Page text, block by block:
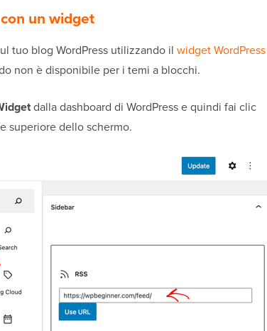
un widget
tuo blog WordPress utilizzando il widget WordPress
non è disponibile per i temi a blocchi.
dalla dashboard di WordPress e quindi fai clic
superiore dello schermo.